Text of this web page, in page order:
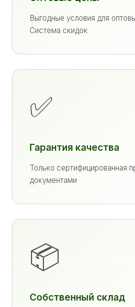
Выгодные условия для
Система скидок
✅
Гарантия качества
Только сертифицированная
документами
📦
Собственный склад